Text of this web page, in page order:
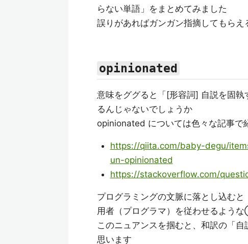
らない単語」をまとめてみました
誤りがあればガンガン指摘してもらえ
opinionated
意味をググると「[形容詞] 自説を固
るんじゃないでしょうか
opinionated については色々な記事で
https://qiita.com/baby-degu/
un-opinionated
https://stackoverflow.com/
プログラミングの文脈に落とし込む
用者（プログラマ）を従わせるよう
このニュアンスを掴むと、和訳の「
思います